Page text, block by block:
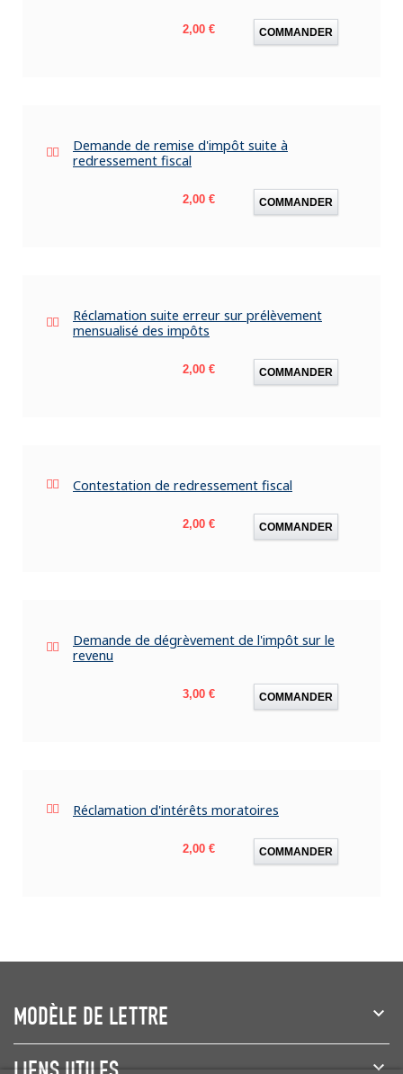
Prix
2,00 € COMMANDER
Demande de remise d'impôt suite à
redressement fiscal
Prix
2,00 € COMMANDER
Réclamation suite erreur sur prélèvement
mensualisé des impôts
Prix
2,00 € COMMANDER
Contestation de redressement fiscal
Prix
2,00 € COMMANDER
Demande de dégrèvement de l'impôt sur le
revenu
Prix
3,00 € COMMANDER
Réclamation d'intérêts moratoires
Prix
2,00 € COMMANDER
MODÈLE DE LETTRE